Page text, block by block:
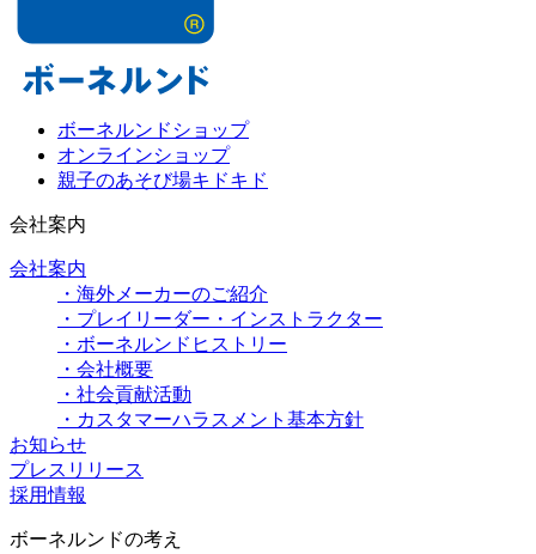
ボーネルンドショップ
オンラインショップ
親子のあそび場キドキド
会社案内
会社案内
・海外メーカーのご紹介
・プレイリーダー・インストラクター
・ボーネルンドヒストリー
・会社概要
・社会貢献活動
・カスタマーハラスメント基本方針
お知らせ
プレスリリース
採用情報
ボーネルンドの考え